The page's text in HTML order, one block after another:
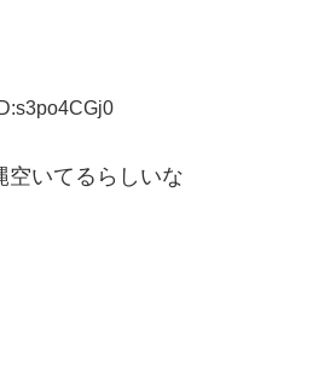
ID:s3po4CGj0
空いてるらしいな